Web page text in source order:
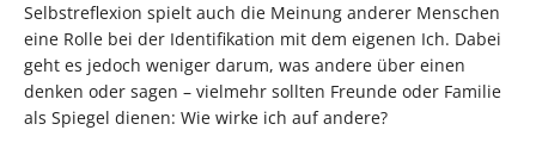
Selbstreflexion spielt auch die Meinung anderer Menschen
eine Rolle bei der Identifikation mit dem eigenen Ich. Dabei
geht es jedoch weniger darum, was andere über einen
denken oder sagen – vielmehr sollten Freunde oder Familie
als Spiegel dienen: Wie wirke ich auf andere?